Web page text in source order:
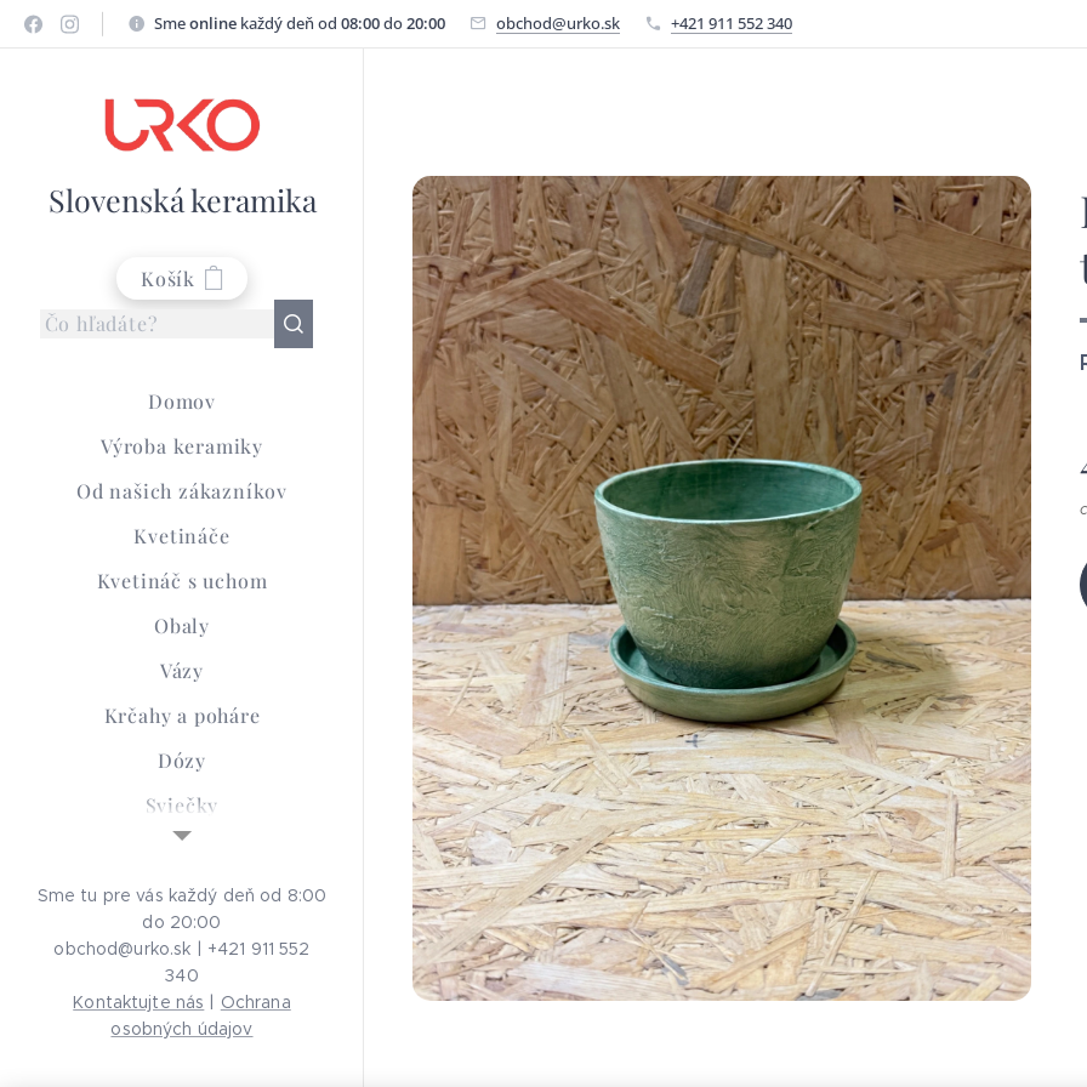
Smeonline každý deň od 08:00do20:00 obchod@urko.sk +421 911 552 340
Slovenská keramika
Košík
Domov
Výroba keramiky
Od našich zákazníkov
Kvetináče
Kvetináč s uchom
Obaly
Vázy
Krčahy a poháre
Dózy
Sviečky
Smútočná keramika
Advent
Aróma Lampy
Ochrana osobných
Sme tu pre vás každý deň od 8:00
do 20:00
obchod@urko.sk | +421 911 552
340
Kontaktujte nás | Ochrana
osobných údajov